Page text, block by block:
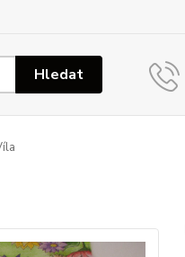
Hledat